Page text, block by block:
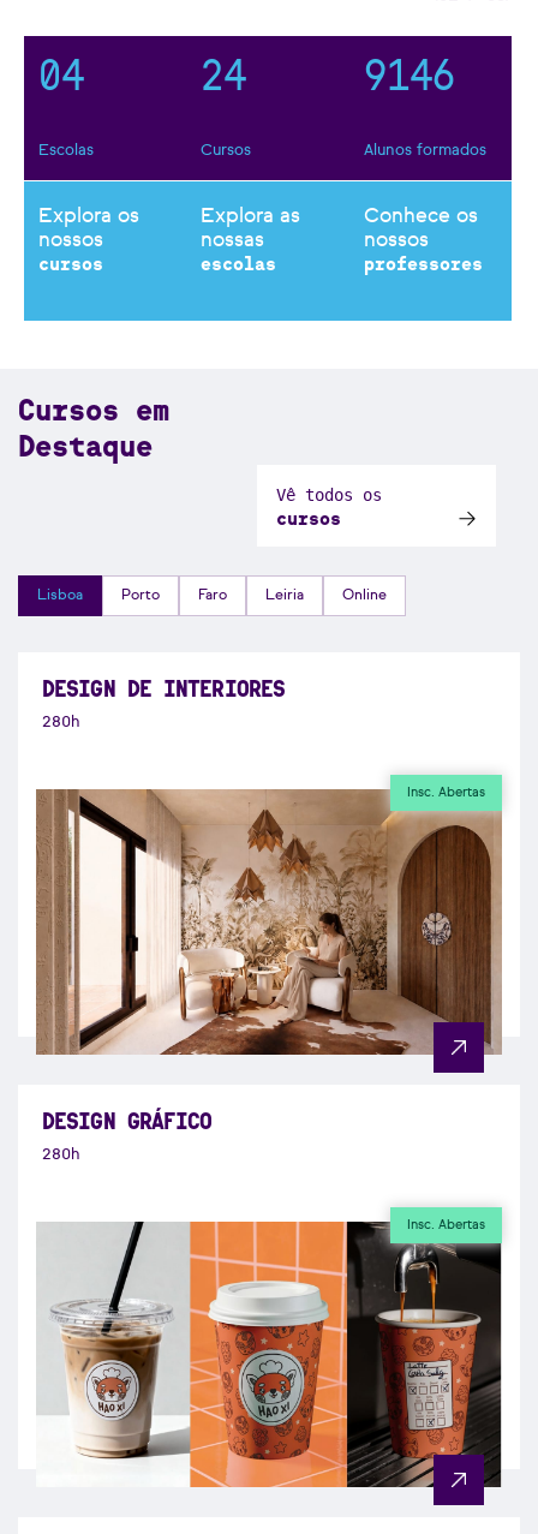
0
3
4
Escolas
1
2
3
4
Cursos
8
9
0
1
3
4
5
6
Alunos formados
Explora os
nossos
cursos
Explora as
nossas
escolas
Conhece os
nossos
professores
Cursos em
Destaque
Vê todos os
cursos
Lisboa Porto Faro Leiria Online
DESIGN DE INTERIORES
280h
Insc. Abertas
DESIGN GRÁFICO
280h
Insc. Abertas